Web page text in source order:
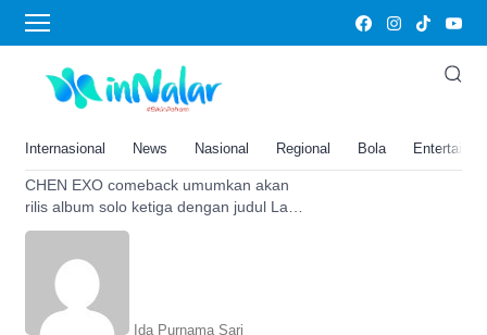
Internasional News Nasional Regional Bola
Last Scene
CHEN EXO Comeback akan Rilis
Album Solo Ketiga Last Scene,
Banget
CHEN EXO comeback umumkan akan
rilis album solo ketiga dengan judul Last
Scene. Cek jadwal di sini. EXOL
Ida Purnama Sari